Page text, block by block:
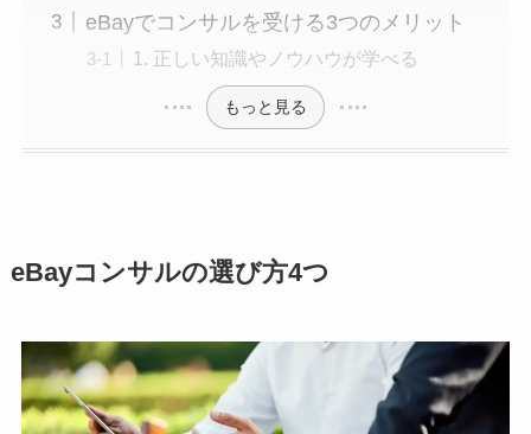
eBayでコンサルを受ける3つのメリット
1. 正しい知識やノウハウが学べる
もっと見る
eBayコンサルの選び方4つ